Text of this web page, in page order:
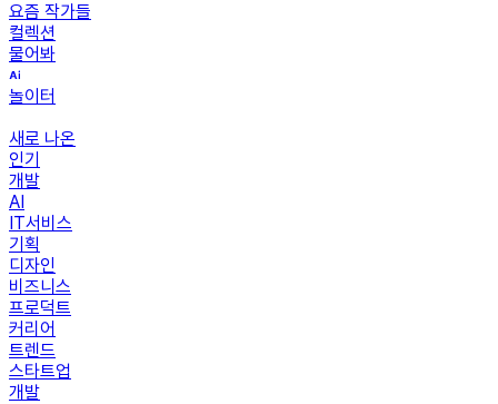
요즘 작가들
컬렉션
물어봐
놀이터
새로 나온
인기
개발
AI
IT서비스
기획
디자인
비즈니스
프로덕트
커리어
트렌드
스타트업
개발